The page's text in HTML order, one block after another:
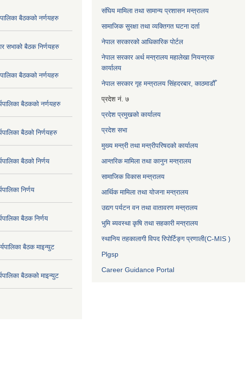
बैठकको नर्णयहरु
सभाको बैठक निर्णयहरु
बैठकको नर्णयहरु
बैठकको नर्णयहरु
बैठको निर्णयहरु
बैठको निर्णय
निर्णय
बैठक निर्णय
बैठक माइन्युट
बैठकको माइन्युट
संघिय मामिला तथा सामान्य प्रशासन मन्त्रालय
सामाजिक सुरक्षा तथा व्यक्तिगत घटना दर्ता
नेपाल सरकारको आधिकारिक पोर्टल
नेपाल सरकार अर्थ मन्त्रालय महालेखा नियन्त्रक
कार्यालय
नेपाल सरकार गृह मन्त्रालय सिंहदरबार, काठमाडौँ
प्रदेश नं. ७
प्रदेश प्रमुखको कार्यालय
प्रदेश सभा
मुख्य मन्त्री तथा मन्त्रीपरिषदको कार्यालय
आन्तरिक मामिला तथा कानुन मन्त्रालय
सामाजिक विकास मन्त्रालय
आर्थिक मामिला तथा योजना मन्त्रालय
उद्यग पर्यटन वन तथा वातावरण मन्त्रालय
भुमि ब्यवस्था कृषि तथा सहकारी मन्त्रालय
स्थानिय तहकालागी विपद रिपोर्टिङ्ग प्रणाली(C-MIS )
Plgsp
Career Guidance Portal